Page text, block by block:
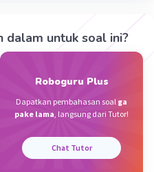
(rampak). tari kelompok
ratusan penari.
dalam untuk soal ini?
Roboguru Plus
Dapatkan pembahasan soal ga
pake lama, langsung dari Tutor!
Chat Tutor